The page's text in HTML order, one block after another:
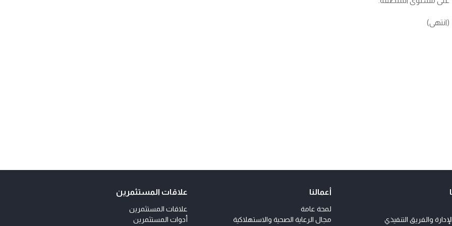
(انتهى)
والفريق التنفيذي
أعمالنا
لمحة عامة
مجال الرعاية الصحية والاستهلاكية
علاقات المستثمرين
علاقات المستثمرين
أدوات المستثمرين